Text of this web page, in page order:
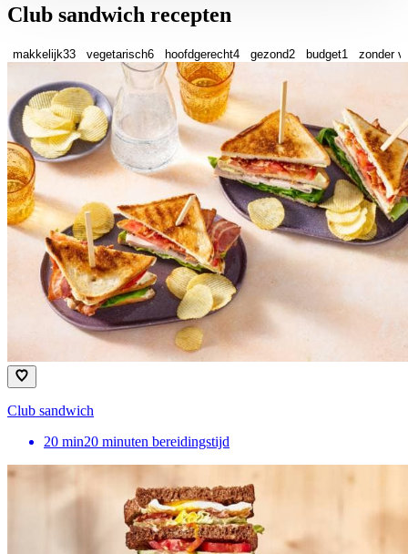
Club sandwich recepten
makkelijk33 vegetarisch6 hoofdgerecht4 gezond2 budget1 zonder
Club sandwich
20 min20 minuten bereidingstijd